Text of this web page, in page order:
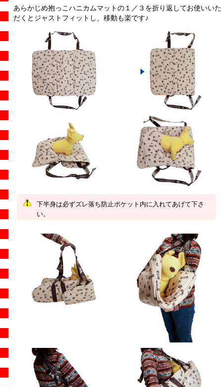
あらかじめ抱っこハニカムマットの１／３を折り返してお使いいた
だくとジャストフィットし、移動も楽です♪
下半身は必ずズレ落ち防止ポケット内に入れてあげて下さ
い。